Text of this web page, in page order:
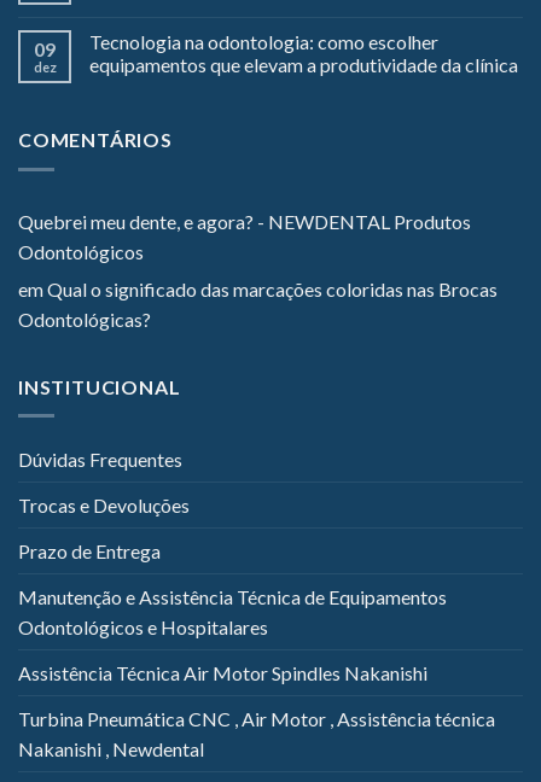
09
dez
Tecnologia na odontologia: como escolher
equipamentos que elevam a produtividade da clínica
COMENTÁRIOS
Quebrei meu dente, e agora? - NEWDENTAL Produtos
Odontológicos
emQual o significado das marcações coloridas nas Brocas
Odontológicas?
INSTITUCIONAL
Dúvidas Frequentes
Trocas e Devoluções
Prazo de Entrega
Manutenção e Assistência Técnica de Equipamentos
Odontológicos e Hospitalares
Assistência Técnica Air Motor Spindles Nakanishi
Turbina Pneumática CNC , Air Motor , Assistência técnica
Nakanishi , Newdental